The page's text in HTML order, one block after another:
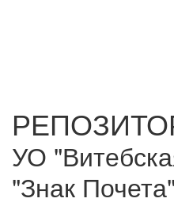
УО
"Знак Почета"